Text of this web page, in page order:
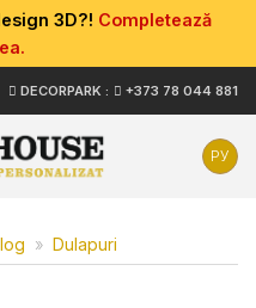
3D?! Completează
DECORPARK : +373 78 044 881
РУ
» Dulapuri